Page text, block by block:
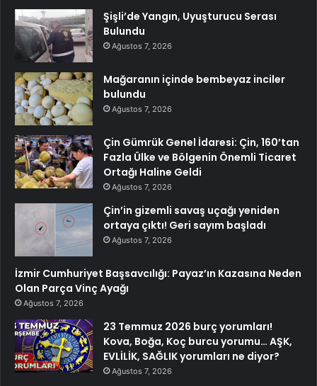
Şişli’de Yangın, Uyuşturucu Serası
Bulundu
Ağustos 7, 2026
Mağaranın içinde bembeyaz inciler
bulundu
Ağustos 7, 2026
Çin Gümrük Genel İdaresi: Çin, 160’tan
Fazla Ülke ve Bölgenin Önemli Ticaret
Ortağı Haline Geldi
Ağustos 7, 2026
Çin’in gizemli savaş uçağı yeniden
ortaya çıktı! Geri sayım başladı
Ağustos 7, 2026
İzmir Cumhuriyet Başsavcılığı: Payaz’ın Kazasına Neden
Olan Parça Vinç Ayağı
Ağustos 7, 2026
23 Temmuz 2026 burç yorumları!
Kova, Boğa, Koç burcu yorumu… AŞK,
EVLİLİK, SAĞLIK yorumları ne diyor?
Ağustos 7, 2026